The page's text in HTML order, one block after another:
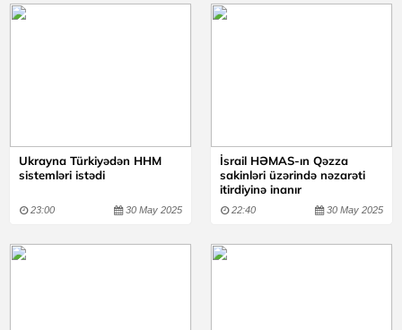
Ukrayna Türkiyədən HHM
sistemləri istədi
23:00 30 May 2025
İsrail HƏMAS-ın Qəzza
sakinləri üzərində nəzarəti
itirdiyinə inanır
22:40 30 May 2025